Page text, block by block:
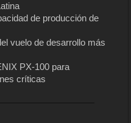
de producción de
vuelo de desarrollo más
PX-100 para
críticas